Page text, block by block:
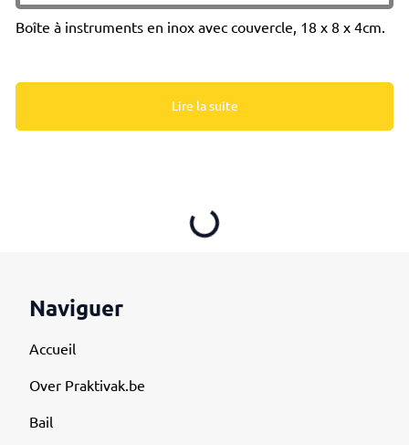
Boîte à instruments en inox avec couvercle, 18 x 8 x 4cm.
Lire la suite
Loading...
Naviguer
Accueil
Over Praktivak.be
Bail